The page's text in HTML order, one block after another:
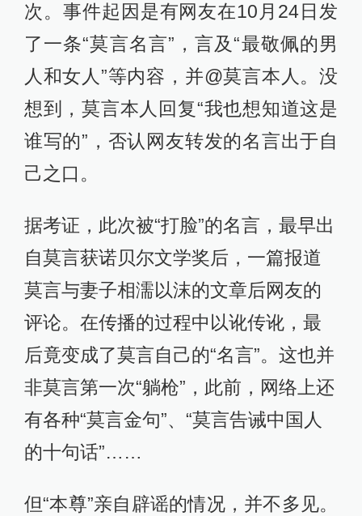
次。事件起因是有网友在10月24日发
了一条“莫言名言”，言及“最敬佩的男
人和女人”等内容，并@莫言本人。没
想到，莫言本人回复“我也想知道这是
谁写的”，否认网友转发的名言出于自
己之口。
据考证，此次被“打脸”的名言，最早出
自莫言获诺贝尔文学奖后，一篇报道
莫言与妻子相濡以沫的文章后网友的
评论。在传播的过程中以讹传讹，最
后竟变成了莫言自己的“名言”。这也并
非莫言第一次“躺枪”，此前，网络上还
有各种“莫言金句”、“莫言告诫中国人
的十句话”……
但“本尊”亲自辟谣的情况，并不多见。